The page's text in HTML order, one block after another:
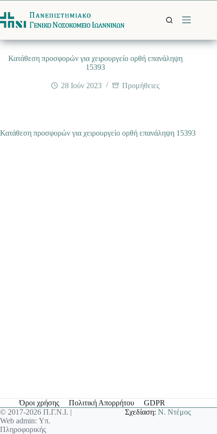
στο
περιεχόμενο
Κατάθεση προσφορών για χειρουργείο ορθή επανάληψη
15393
28 Ιούν 2023 Προμήθειες
Κατάθεση προσφορών για χειρουργείο ορθή επανάληψη 15393
Όροι χρήσης Πολιτική Απορρήτου
GDPR
© 2017-2026 Π.Γ.Ν.Ι. |
Web admin: Υπ.
Πληροφορικής
Σχεδίαση:Ν. Ντέμος